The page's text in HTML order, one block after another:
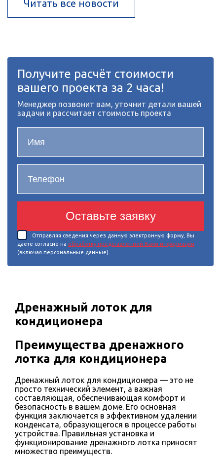
Читать все новости
Получите расчёт стоимости
вашего проекта за 2 часа!
Менеджер позвонит вам, уточнит детали вашей
задачи и рассчитает стоимость проекта
Оставьте заявку
Отправляя сведения через данную электронную форму, Вы
даете согласие на обработку представленной Вами информации
(включая персональные данные).
Дренажный лоток для
кондиционера
Преимущества дренажного
лотка для кондиционера
Дренажный лоток для кондиционера — это не
просто технический элемент, а важная
составляющая, обеспечивающая комфорт и
безопасность в вашем доме. Его основная
функция заключается в эффективном удалении
конденсата, образующегося в процессе работы
устройства. Правильная установка и
функционирование дренажного лотка приносят
множество преимуществ.